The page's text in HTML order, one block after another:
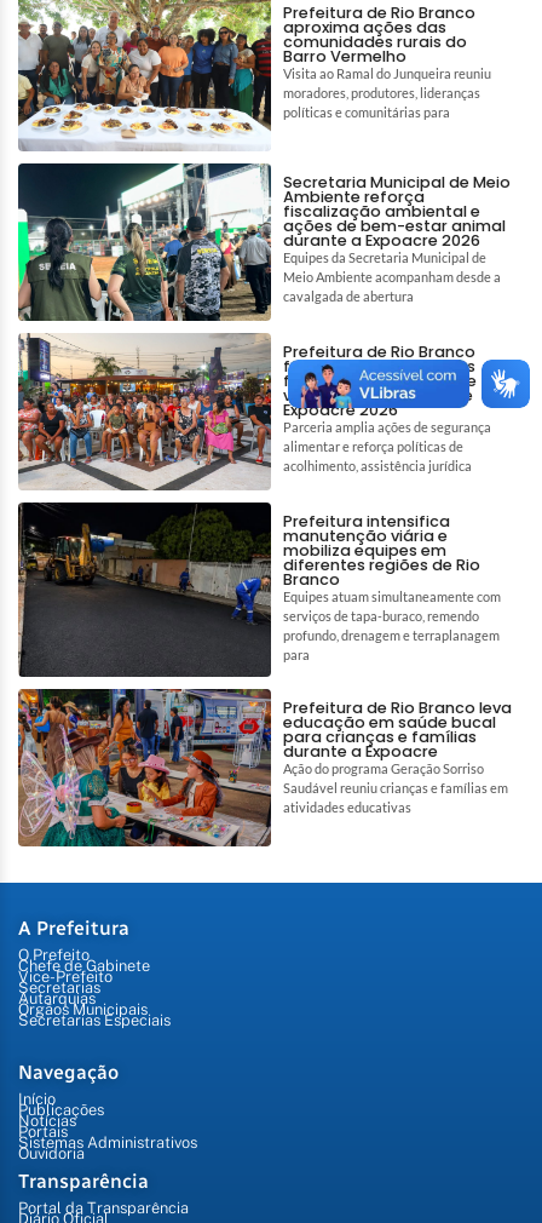
Prefeitura de Rio Branco
aproxima ações das
comunidades rurais do
Barro Vermelho
Visita ao Ramal do Junqueira reuniu
moradores, produtores, lideranças
políticas e comunitárias para
Secretaria Municipal de Meio
Ambiente reforça
fiscalização ambiental e
ações de bem-estar animal
durante a Expoacre 2026
Equipes da Secretaria Municipal de
Meio Ambiente acompanham desde a
cavalgada de abertura
Prefeitura de Rio Branco
fortalece assistência às
famílias em situação de
vulnerabilidade durante
Expoacre 2026
Parceria amplia ações de segurança
alimentar e reforça políticas de
acolhimento, assistência jurídica
Prefeitura intensifica
manutenção viária e
mobiliza equipes em
diferentes regiões de Rio
Branco
Equipes atuam simultaneamente com
serviços de tapa-buraco, remendo
profundo, drenagem e terraplanagem
para
Prefeitura de Rio Branco leva
educação em saúde bucal
para crianças e famílias
durante a Expoacre
Ação do programa Geração Sorriso
Saudável reuniu crianças e famílias em
atividades educativas
A Prefeitura
O Prefeito
Chefe de Gabinete
Vice-Prefeito
Secretarias
Autarquias
Órgãos Municipais
Secretarias Especiais
Navegação
Início
Publicações
Notícias
Portais
Sistemas Administrativos
Ouvidoria
Transparência
Portal da Transparência
Diário Oficial